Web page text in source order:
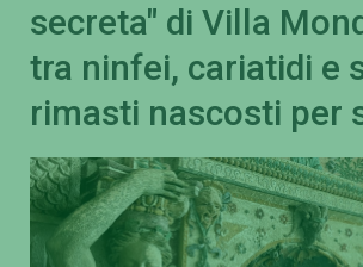
secreta" di Villa
tra ninfei, cariatidi e
rimasti nascosti per